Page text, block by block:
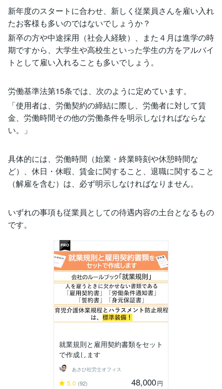
新年度のスタートに合わせ、新しく従業員さんを雇い入れ
たお客様も多いのではないでしょうか？
新卒の方や中途採用（社会人経験）、また４月は進学の時
期ですから、大学生や高校生といった学生の方をアルバイ
トとして雇い入れることも多いでしょう。
労働基準法第15条では、次のように定めています。
「使用者は、労働契約の締結に際し、労働者に対して賃
金、労働時間その他の労働条件を明示しなければならな
い。」
具体的には、労働時間（始業・終業時刻や休憩時間な
ど）、休日・休暇、賃金に関すること、退職に関すること
（解雇を含む）は、必ず明示しなければなりません。
いずれの事項も従業員としての待遇内容の土台となるもの
です。
就業規則と雇用契約書類をセット
で作成します
あさひ社労士オフィス
5.0 (92) 48,000円